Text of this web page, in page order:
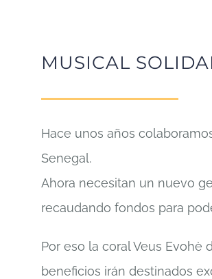
MUSICAL
Hace unos años
Senegal.
Ahora necesitan un nuevo
recaudando fondos para
Por eso la coral Veus Evohè
beneficios irán destinados